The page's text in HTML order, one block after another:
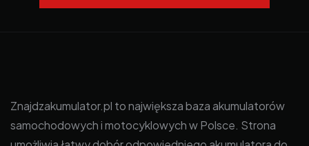
Znajdzakumulator.pl to największa baza akumulatorów
samochodowych i motocyklowych w Polsce. Strona